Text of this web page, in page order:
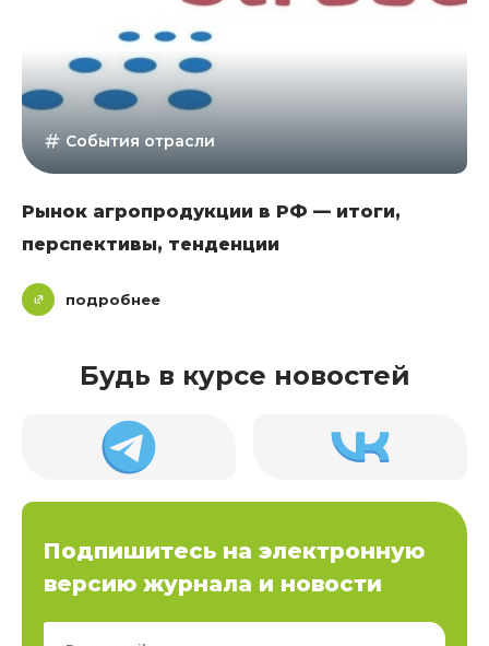
События отрасли
Рынок агропродукции в РФ — итоги,
перспективы, тенденции
подробнее
Будь в курсе новостей
Подпишитесь на электронную
версию журнала и новости